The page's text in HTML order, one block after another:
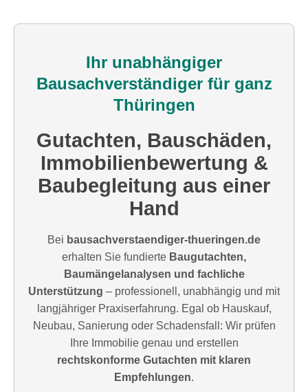
Ihr unabhängiger
Bausachverständiger für ganz
Thüringen
Gutachten, Bauschäden,
Immobilienbewertung &
Baubegleitung aus einer
Hand
Bei bausachverstaendiger-thueringen.de
erhalten Sie fundierte Baugutachten,
Baumängelanalysen und fachliche
Unterstützung – professionell, unabhängig und mit
langjähriger Praxiserfahrung. Egal ob Hauskauf,
Neubau, Sanierung oder Schadensfall: Wir prüfen
Ihre Immobilie genau und erstellen
rechtskonforme Gutachten mit klaren
Empfehlungen.